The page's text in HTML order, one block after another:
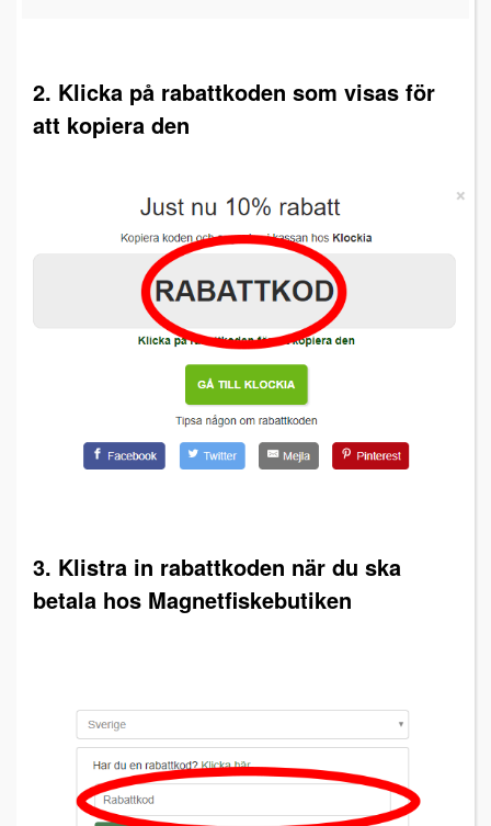
2. Klicka på rabattkoden som visas för
att kopiera den
3. Klistra in rabattkoden när du ska
betala hos Magnetfiskebutiken